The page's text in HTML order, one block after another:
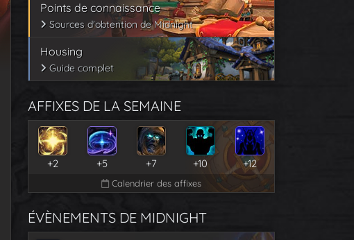
Points de connaissance
Sources d'obtention de Midnight
Housing
Guide complet
AFFIXES DE LA SEMAINE
+2 +5 +7 +10 +12
Calendrier des affixes
ÉVÈNEMENTS DE MIDNIGHT